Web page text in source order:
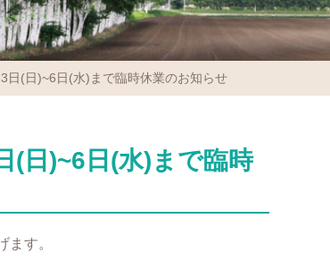
日(日)~6日(水)まで臨時休業のお知らせ
(日)~6日(水)まで臨時
す。